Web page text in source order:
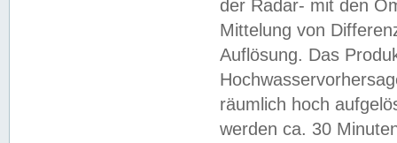
der Radar- mit den
Mittelung von
Auflösung. Das
räumlich hoch
werden ca. 30